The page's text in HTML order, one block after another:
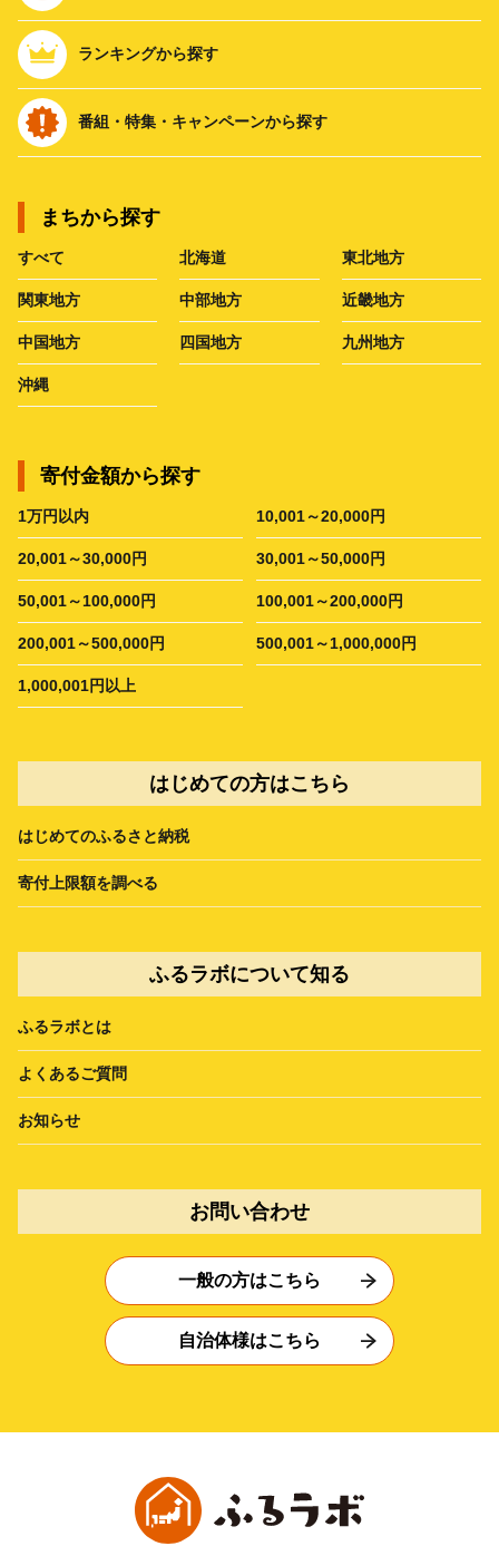
ランキングから探す
番組・特集・キャンペーンから探す
まちから探す
すべて 北海道 東北地方
関東地方 中部地方 近畿地方
中国地方 四国地方 九州地方
沖縄
寄付金額から探す
1万円以内 10,001～20,000円
20,001～30,000円 30,001～50,000円
50,001～100,000円 100,001～200,000円
200,001～500,000円 500,001～1,000,000円
1,000,001円以上
はじめての方はこちら
はじめてのふるさと納税
寄付上限額を調べる
ふるラボについて知る
ふるラボとは
よくあるご質問
お知らせ
お問い合わせ
一般の方はこちら
自治体様はこちら